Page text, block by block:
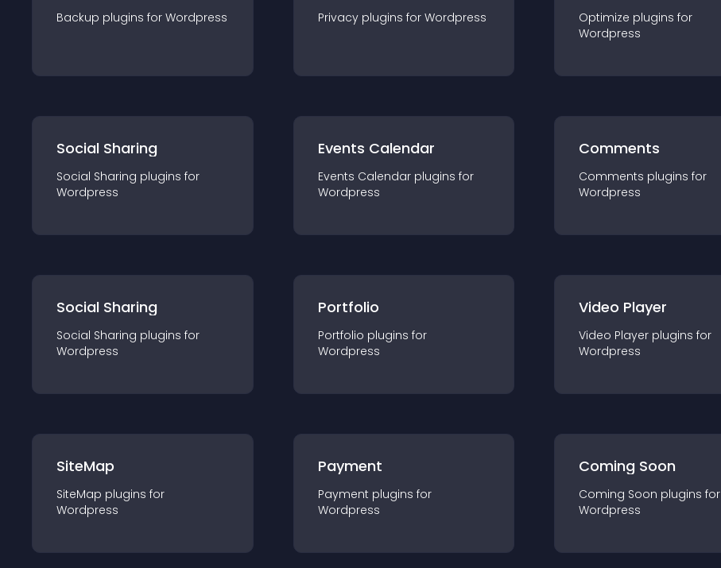
Backup plugins for Wordpress Privacy plugins for Wordpress Optimize plugins for
Wordpress
Social Sharing
Social Sharing plugins for
Wordpress
Events Calendar
Events Calendar plugins for
Wordpress
Comments
Comments plugins for
Wordpress
Social Sharing
Social Sharing plugins for
Wordpress
Portfolio
Portfolio plugins for
Wordpress
Video Player
Video Player plugins for
Wordpress
SiteMap
SiteMap plugins for
Wordpress
Payment
Payment plugins for
Wordpress
Coming Soon
Coming Soon plugins for
Wordpress